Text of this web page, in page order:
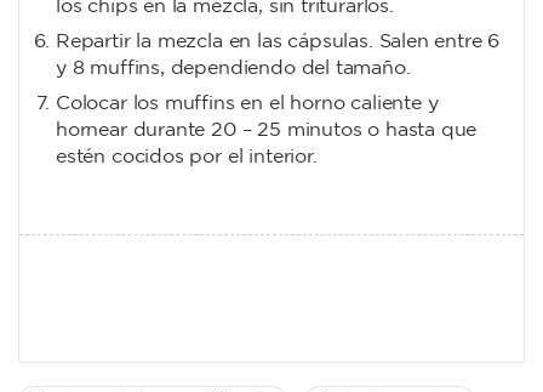
los chips en la mezcla, sin triturarlos.
Repartir la mezcla en las cápsulas. Salen entre 6
y 8 muffins, dependiendo del tamaño.
Colocar los muffins en el horno caliente y
hornear durante 20 – 25 minutos o hasta que
estén cocidos por el interior.